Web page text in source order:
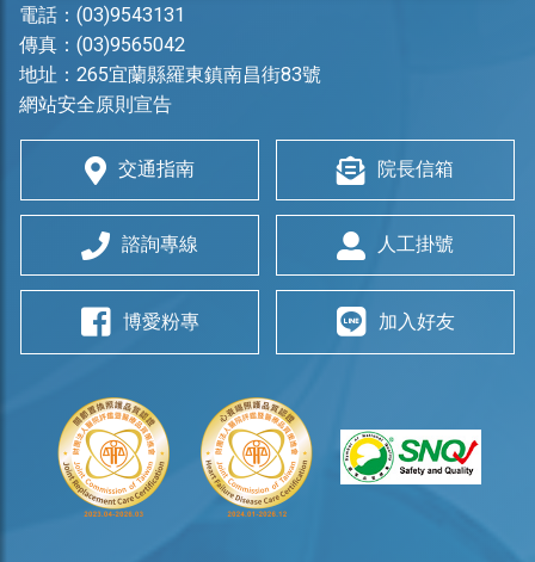
電話： (03)9543131
傳真：(03)9565042
地址： 265宜蘭縣羅東鎮南昌街83號
網站安全原則宣告
交通指南 院長信箱
諮詢專線 人工掛號
博愛粉專 加入好友